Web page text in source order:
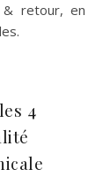
& retour, en
4